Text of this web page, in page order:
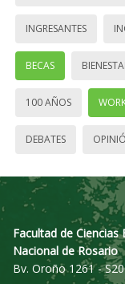
INGRESANTES
BECAS
100 AÑOS
DEBATES
Facultad de
Nacional de Rosario
Bv. Oroño 1261 -